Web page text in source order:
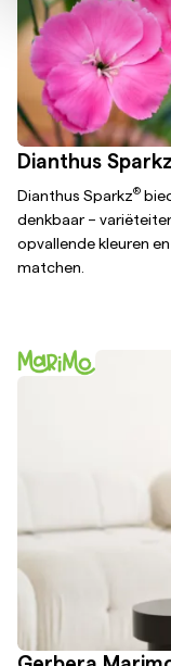
Dianthus Sparkz
Dianthus Sparkz®
denkbaar –
opvallende kleuren
matchen.